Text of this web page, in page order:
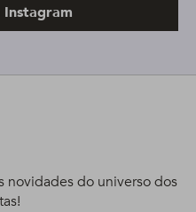
Instagram
novidades do universo dos